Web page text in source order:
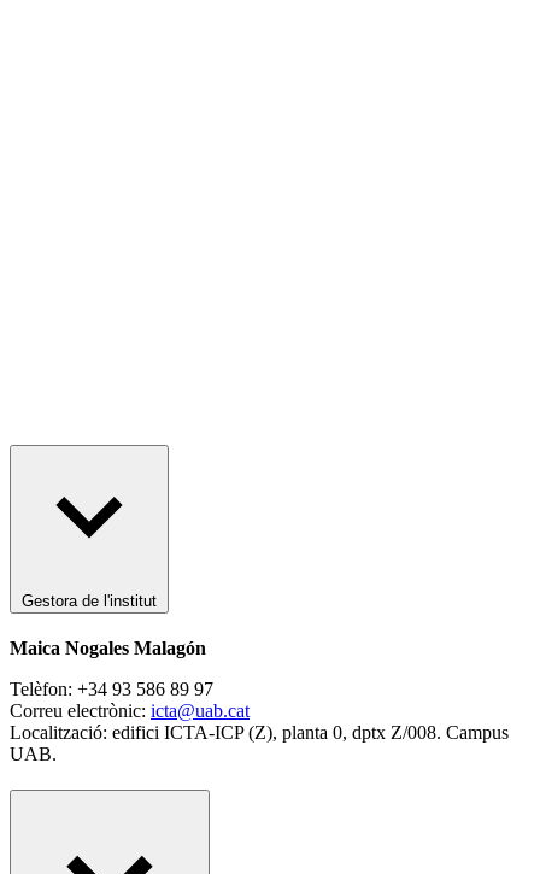
Gestora de l'institut
Maica Nogales Malagón
Telèfon: +34 93 586 89 97
Correu electrònic: icta@uab.cat
Localització: edifici ICTA-ICP (Z), planta 0, dptx Z/008. Campus
UAB.